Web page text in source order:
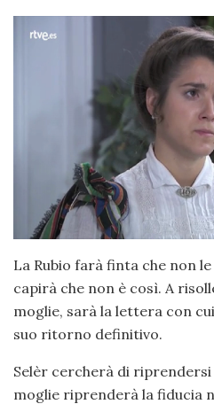
La Rubio farà finta che non
capirà che non è così. A
moglie, sarà la lettera con
suo ritorno definitivo.
Selèr cercherà di
moglie riprenderà la fiducia